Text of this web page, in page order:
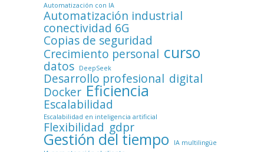
Automatización con IA
Automatización industrial
conectividad 6G
Copias de seguridad
Crecimiento personal curso
datos DeepSeek
Desarrollo profesional digital
Docker Eficiencia
Escalabilidad
Escalabilidad en inteligencia artificial
Flexibilidad gdpr
Gestión del tiempo
IA multilingüe